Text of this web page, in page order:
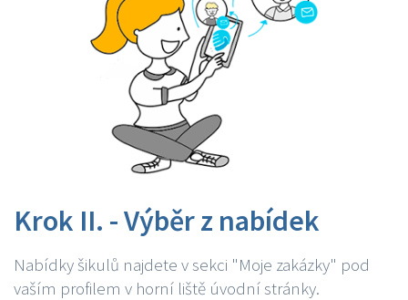
Krok II. - Výběr z nabídek
Nabídky šikulů najdete v sekci "Moje zakázky" pod
vaším profilem v horní liště úvodní stránky.